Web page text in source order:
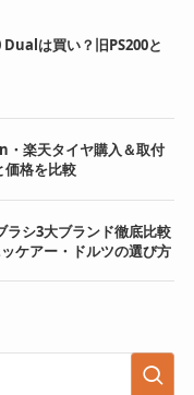
は買い？旧PS200と
・楽天タイヤ購入＆取付
価格を比較
ラシ3大ブランド徹底比較
ケアー・ドルツの選び方